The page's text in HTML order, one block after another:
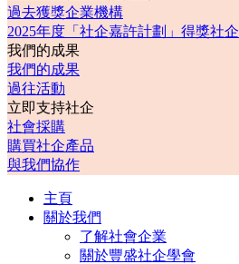
過去獲獎企業機構
2025年度「社企嘉許計劃」得獎社企
我們的成果
我們的成果
過往活動
立即支持社企
社會採購
購買社企產品
與我們協作
主頁
關於我們
了解社會企業
關於豐盛社企學會